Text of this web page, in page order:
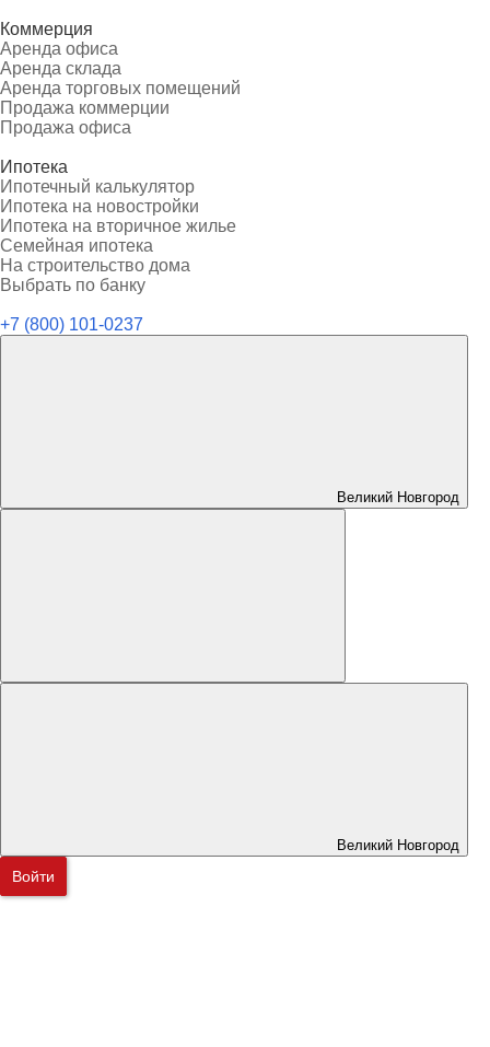
Коммерция
Аренда офиса
Аренда склада
Аренда торговых помещений
Продажа коммерции
Продажа офиса
Ипотека
Ипотечный калькулятор
Ипотека на новостройки
Ипотека на вторичное жилье
Семейная ипотека
На строительство дома
Выбрать по банку
+7 (800) 101-0237
Великий Новгород
Великий Новгород
Войти